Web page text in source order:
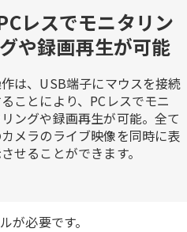
レスでモニタリン
グや録画再生が可能
は、USB端子にマウスを接続
ことにより、PCレスでモニ
ングや録画再生が可能。全て
メラのライブ映像を同時に表
せることができます。
必要です。